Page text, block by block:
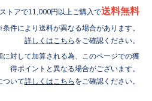
トアで11,000円以上ご購入で送料無料
条件により送料が異なる場合があります。
詳しくはこちら をご確認ください。
対して加算される為、このページでの獲
得ポイントと異なる場合がございます。
ついて詳しくはこちら をご確認ください。